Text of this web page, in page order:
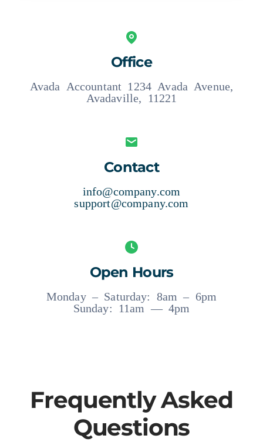
Office
Avada Accountant 1234 Avada Avenue,
Avadaville, 11221
Contact
info@company.com
support@company.com
Open Hours
Monday – Saturday: 8am – 6pm
Sunday: 11am — 4pm
Frequently Asked
Questions